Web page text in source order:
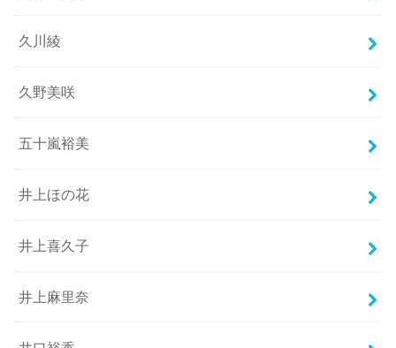
久川綾
久野美咲
五十嵐裕美
井上ほの花
井上喜久子
井上麻里奈